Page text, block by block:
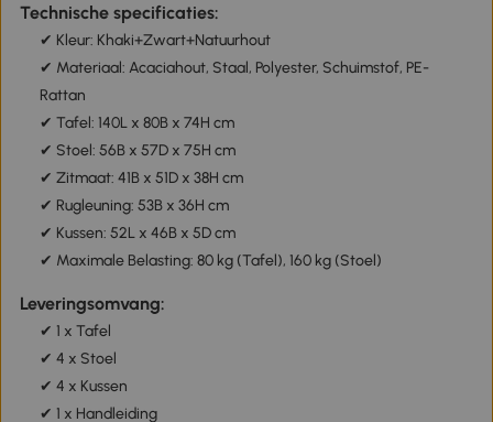
Technische specificaties:
✔ Kleur: Khaki+Zwart+Natuurhout
✔ Materiaal: Acaciahout, Staal, Polyester, Schuimstof, PE-
Rattan
✔ Tafel: 140L x 80B x 74H cm
✔ Stoel: 56B x 57D x 75H cm
✔ Zitmaat: 41B x 51D x 38H cm
✔ Rugleuning: 53B x 36H cm
✔ Kussen: 52L x 46B x 5D cm
✔ Maximale Belasting: 80 kg (Tafel), 160 kg (Stoel)
Leveringsomvang:
✔ 1 x Tafel
✔ 4 x Stoel
✔ 4 x Kussen
✔ 1 x Handleiding